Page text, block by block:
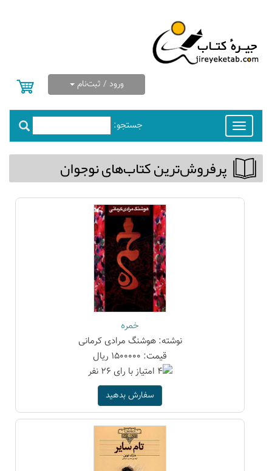
ورود / ثبت‌نام
جستجو:
Toggle
navigation
پرفروش‌ترین كتاب‌های نوجوان
خمره
نوشته: هوشنگ مرادی کرمانی
قیمت: 1500000 ریال
سفارش بدهید